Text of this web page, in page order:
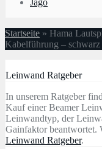
Startseite » Hama
Kabelführung – schwarz
Leinwand Ratgeber
In unserem Ratgeber
Kauf einer Beamer
Leinwandtyp, der
Gainfaktor beantwortet.
Leinwand Ratgeber.